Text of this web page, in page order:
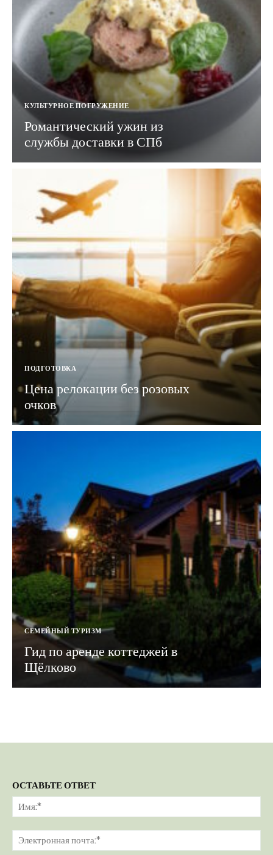
КУЛЬТУРНОЕ ПОГРУЖЕНИЕ
Романтический ужин из
службы доставки в СПб
ПОДГОТОВКА
Цена релокации без розовых
очков
СЕМЕЙНЫЙ ТУРИЗМ
Гид по аренде коттеджей в
Щёлково
ОСТАВЬТЕ ОТВЕТ